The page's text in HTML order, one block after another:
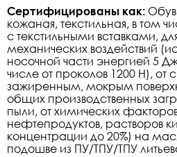
Сертифицированы как:
кожаная, текстильная, в том
с текстильными вставками,
механических воздействий
носочной части энергией 5
числе от проколов 1200 Н), от
зажиренным, мокрым
общих производственных
пыли, от химических
нефтепродуктов, растворов
концентрации до 20%) на
подошве из ПУ/ТПУ/ТПУ